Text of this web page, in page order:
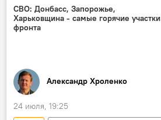
военная операция
военнослужащие
ВСУ
СВО: Донбасс, Запорожье,
Харьковщина - самые горячие участки
фронта
Александр Хроленко
24 июля, 19:25